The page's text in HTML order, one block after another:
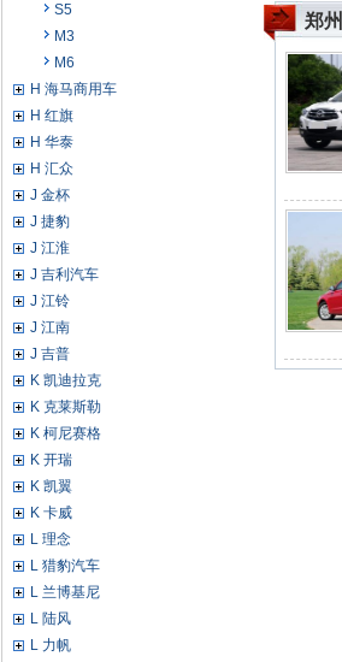
S5
M3
M6
H 海马商用车
H 红旗
H 华泰
H 汇众
J 金杯
J 捷豹
J 江淮
J 吉利汽车
J 江铃
J 江南
J 吉普
K 凯迪拉克
K 克莱斯勒
K 柯尼赛格
K 开瑞
K 凯翼
K 卡威
L 理念
L 猎豹汽车
L 兰博基尼
L 陆风
L 力帆
郑